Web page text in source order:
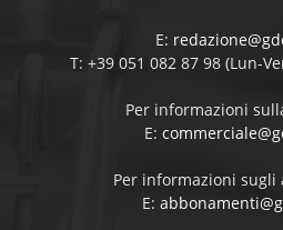
E:
T: +39 051 082 87 98 (Lun-
Per informazioni
E:
Per informazioni sugli
E: